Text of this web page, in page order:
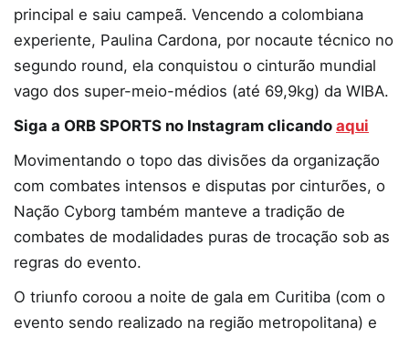
principal e saiu campeã. Vencendo a colombiana
experiente, Paulina Cardona, por nocaute técnico no
segundo round, ela conquistou o cinturão mundial
vago dos super-meio-médios (até 69,9kg) da WIBA.
Siga a ORB SPORTS no Instagram clicando aqui
Movimentando o topo das divisões da organização
com combates intensos e disputas por cinturões, o
Nação Cyborg também manteve a tradição de
combates de modalidades puras de trocação sob as
regras do evento.
O triunfo coroou a noite de gala em Curitiba (com o
evento sendo realizado na região metropolitana) e